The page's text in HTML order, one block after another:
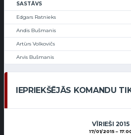
SASTĀVS
Edgars Ratnieks
Andis Bušmanis
Artūrs Volkovičs
Arvis Bušmanis
IEPRIEKŠĒJĀS KOMANDU
VĪRIEŠI 2015
17/01/2015